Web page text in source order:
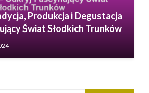
Produkcja i Degustacja
Świat Słodkich Trunków